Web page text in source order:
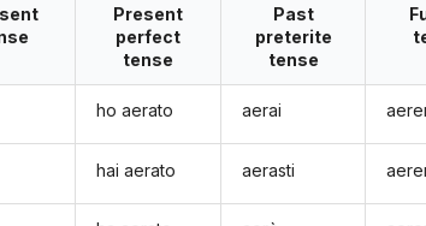
Present
perfect
tense
ho aerato
hai aerato
Past
preterite
tense
aerai
aerasti